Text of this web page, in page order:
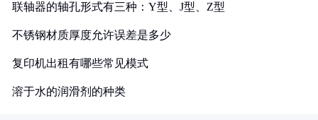
联轴器的轴孔形式有三种：Y型、J型、Z型
不锈钢材质厚度允许误差是多少
复印机出租有哪些常见模式
溶于水的润滑剂的种类